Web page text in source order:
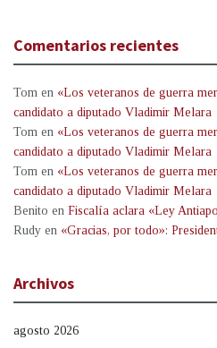
Comentarios recientes
Tom en «Los veteranos de guerra
candidato a diputado Vladimir Melara
Tom en «Los veteranos de guerra
candidato a diputado Vladimir Melara
Tom en «Los veteranos de guerra
candidato a diputado Vladimir Melara
Benito en Fiscalía aclara «Ley
Rudy en «Gracias, por todo»:
Archivos
agosto 2026